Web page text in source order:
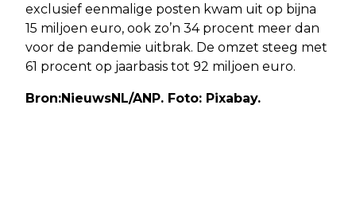
exclusief eenmalige posten kwam uit op bijna
15 miljoen euro, ook zo’n 34 procent meer dan
voor de pandemie uitbrak. De omzet steeg met
61 procent op jaarbasis tot 92 miljoen euro.
Bron:NieuwsNL/ANP. Foto: Pixabay.